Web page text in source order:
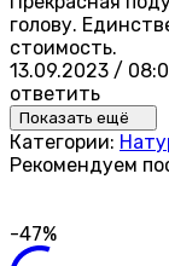
голову.
стоимость.
13.09.2023 /
ответить
Показать ещё
Категории:
Рекомендуем
-47%